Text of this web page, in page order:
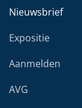
Nieuwsbrief
Expositie
Aanmelden
AVG